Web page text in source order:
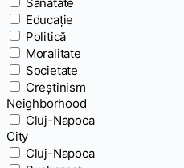
Educație
Politică
Moralitate
Societate
Creștinism
Neighborhood
Cluj-Napoca
City
Cluj-Napoca